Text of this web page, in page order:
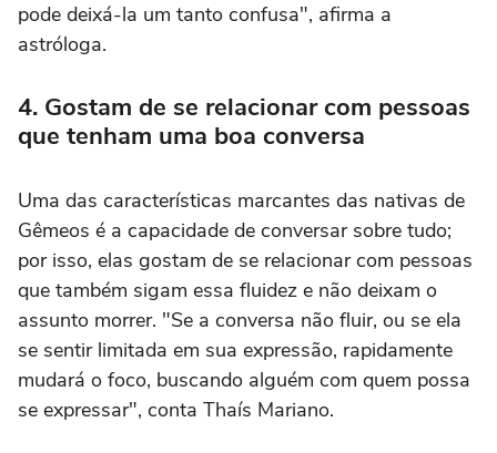
pode deixá-la um tanto confusa", afirma a
astróloga.
4. Gostam de se relacionar com pessoas
que tenham uma boa conversa
Uma das características marcantes das nativas de
Gêmeos é a capacidade de conversar sobre tudo;
por isso, elas gostam de se relacionar com pessoas
que também sigam essa fluidez e não deixam o
assunto morrer. "Se a conversa não fluir, ou se ela
se sentir limitada em sua expressão, rapidamente
mudará o foco, buscando alguém com quem possa
se expressar", conta Thaís Mariano.